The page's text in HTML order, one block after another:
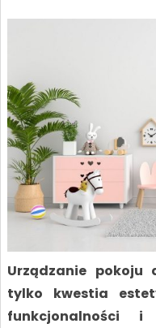
Urządzanie
tylko kwestia
funkcjonalności i